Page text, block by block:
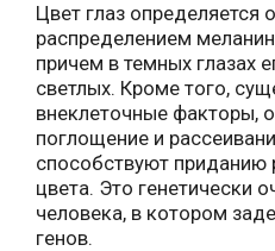
Цвет глаз определяется
распределением
причем в темных глазах
светлых. Кроме того,
внеклеточные факторы,
поглощение и
способствуют
цвета. Это генетически
человека, в котором
генов.